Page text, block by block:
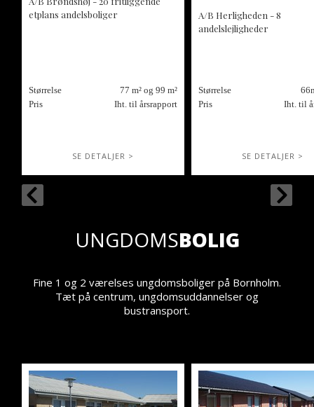
etplans andelsboliger
Størrelse
77 m² og 99 m²
Pris
Iht. til årsrapport
SE DETALJER >
A/B Herligheden - 8
andelslejligheder
Størrelse
Pris
Iht. til
SE DETALJER >
UNGDOMSBOLIG
Fine 1 og 2 værelses ungdomsboliger på Bornholm.
Tæt på centrum, ungdomsuddannelser og
bustransport.